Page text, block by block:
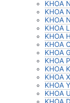
KHOA
KHOA
KHOA
KHOA
KHOA
KHOA
KHOA
KHOA
KHOA
KHOA
KHOA
KHOA
KHOA